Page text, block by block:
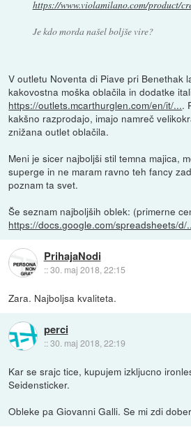
https://www.violamilano.com/product/
Je kdo morda našel boljše vire?
V outletu Noventa di Piave pri Benethak
kakovostna moška oblačila in dodatke
https://outlets.mcarthurglen.com/en/it/....
kakšno razprodajo, imajo namreč
znižana outlet oblačila.
Meni je sicer najboljši stil temna majica,
superge in ne maram ravno teh fancy
poznam ta svet.
Še seznam najboljših oblek: (primerne
https://docs.google.com/spreadsheets/d/
PrihajaNodi
::30. maj 2018, 22:15
Zara. Najboljsa kvaliteta.
perci
::30. maj 2018, 22:19
Kar se srajc tice, kupujem izkljucno
Seidensticker.
Obleke pa Giovanni Galli. Se mi zdi